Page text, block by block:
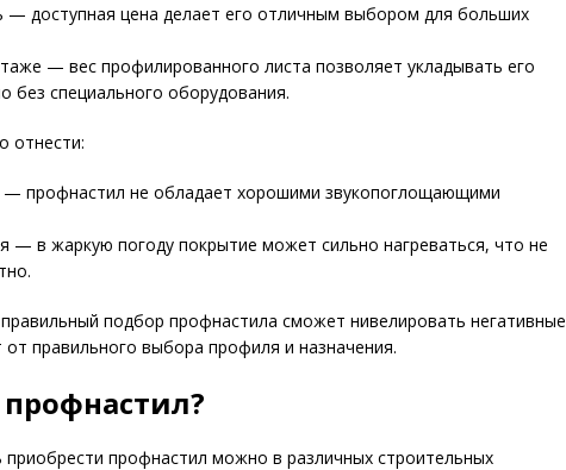
— доступная цена делает его отличным выбором для больших
— вес профилированного листа позволяет укладывать его
без специального оборудования.
отнести:
профнастил не обладает хорошими звукопоглощающими
— в жаркую погоду покрытие может сильно нагреваться, что не
подбор профнастила сможет нивелировать негативные
от правильного выбора профиля и назначения.
приобрести профнастил можно в различных строительных